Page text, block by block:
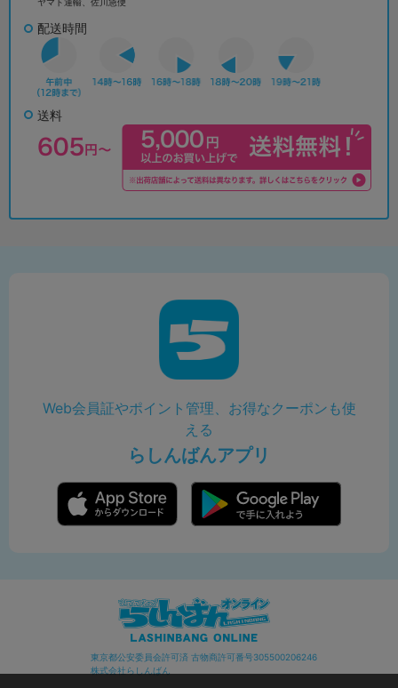
ヤマト運輸、佐川急便
配送時間
送料
Web会員証やポイント管理、お得なクーポンも使
える
らしんばんアプリ
東京都公安委員会許可済 古物商許可番号305500206246
株式会社らしんばん